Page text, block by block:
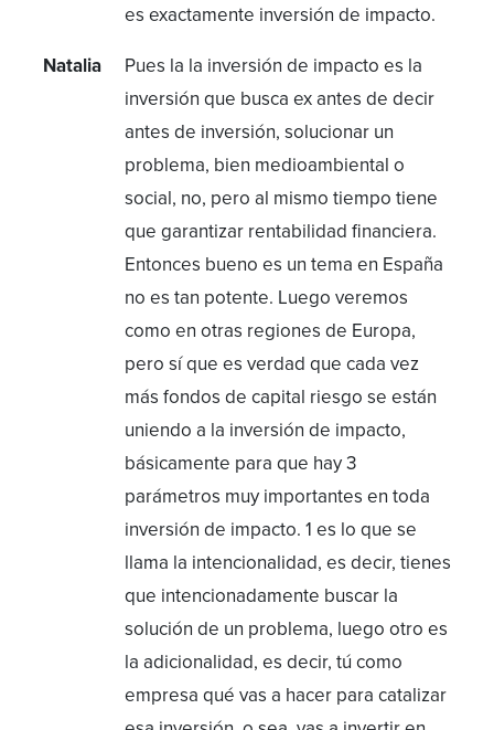
es exactamente inversión de impacto.
Natalia
Pues la la inversión de impacto es la
inversión que busca ex antes de decir
antes de inversión, solucionar un
problema, bien medioambiental o
social, no, pero al mismo tiempo tiene
que garantizar rentabilidad financiera.
Entonces bueno es un tema en España
no es tan potente. Luego veremos
como en otras regiones de Europa,
pero sí que es verdad que cada vez
más fondos de capital riesgo se están
uniendo a la inversión de impacto,
básicamente para que hay 3
parámetros muy importantes en toda
inversión de impacto. 1 es lo que se
llama la intencionalidad, es decir, tienes
que intencionadamente buscar la
solución de un problema, luego otro es
la adicionalidad, es decir, tú como
empresa qué vas a hacer para catalizar